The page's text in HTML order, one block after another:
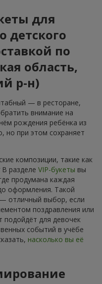
для
детского
по
область,
р-н)
— в ресторане,
внимание на
рождения ребёнка из
но при этом сохраняет
композиции, такие как
разделе VIP-букеты вы
продумана каждая
оформления. Такой
отличный выбор, если
поздравления или
подойдёт для девочек
событий в учёбе
насколько вы её